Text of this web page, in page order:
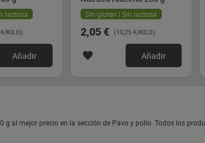
lactosa
KILO)
Añadir
Sin gluten | Sin lactosa
2,05 € (10,25 €/KILO)
Añadir
al mejor precio en la sección de Pavo y pollo. Todos los